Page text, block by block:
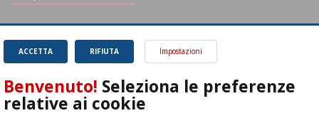
magnifico sport.
Leggi
RIFIUTA
ACCETTA Impostazioni
Benvenuto! Seleziona le preferenze
relative ai cookie